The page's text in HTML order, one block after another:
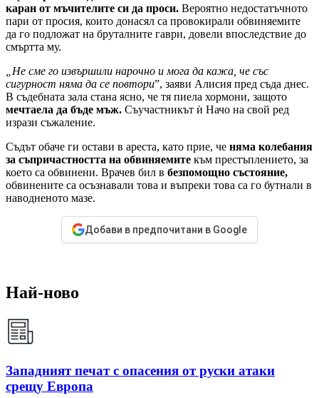
каран от мъчителите си да проси. Вероятно недостатъчното
пари от просия, които донасял са провокирали обвиняемите
да го подложат на бруталните гаври, довели впоследствие до
смъртта му.
„Не сме го извършили нарочно и мога да кажа, че със
сигурност няма да се повтори”, заяви Алисия пред съда днес.
В съдебната зала стана ясно, че тя пиела хормони, защото
мечтаела да бъде мъж. Съучастникът ѝ Начо на свой ред
изрази съжаление.
Съдът обаче ги остави в ареста, като прие, че няма колебания
за съпричастността на обвиняемите към престъплението, за
което са обвинени. Врачев бил в безпомощно състояние,
обвинените са осъзнавали това и въпреки това са го бутнали в
наводненото мазе.
Добави в предпочитани в Google
Най-ново
Западният печат с опасения от руски атаки
срещу Европа